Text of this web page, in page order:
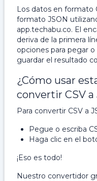
Los datos en formato
formato JSON
app.techabu.co. El
deriva de la primera
opciones para pegar
guardar el resultado
¿Cómo usar
convertir CSV a
Para convertir CSV a
Pegue o escriba
Haga clic en el
¡Eso es todo!
Nuestro convertidor